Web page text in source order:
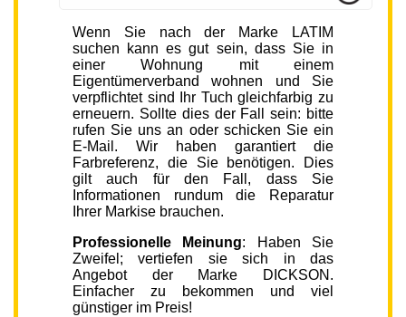
Wenn Sie nach der Marke LATIM
suchen kann es gut sein, dass Sie in
einer Wohnung mit einem
Eigentümerverband wohnen und Sie
verpflichtet sind Ihr Tuch gleichfarbig zu
erneuern. Sollte dies der Fall sein: bitte
rufen Sie uns an oder schicken Sie ein
E-Mail. Wir haben garantiert die
Farbreferenz, die Sie benötigen. Dies
gilt auch für den Fall, dass Sie
Informationen rundum die Reparatur
Ihrer Markise brauchen.
Professionelle Meinung: Haben Sie
Zweifel; vertiefen sie sich in das
Angebot der Marke DICKSON.
Einfacher zu bekommen und viel
günstiger im Preis!